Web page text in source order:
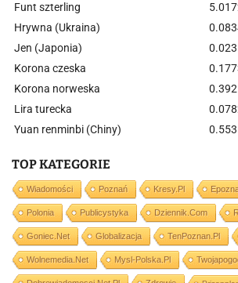
Funt szterling
Hrywna (Ukraina)
Jen (Japonia)
Korona czeska
Korona norweska
Lira turecka
Yuan renminbi (Chiny)
TOP KATEGORIE
Wiadomości Poznań Kresy.pl
Polonia Publicystyka Dziennik.com
Goniec.net Globalizacja TenPoznan.pl
Wolnemedia.net Mysl-Polska.pl